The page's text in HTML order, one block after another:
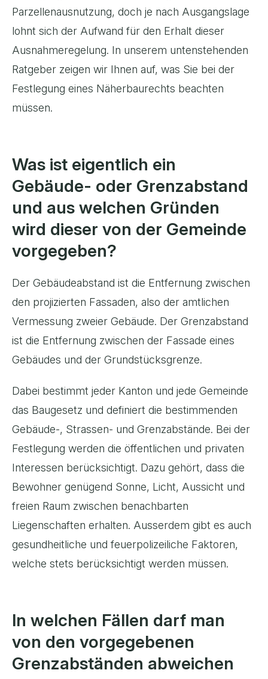
Parzellenausnutzung, doch je nach Ausgangslage
lohnt sich der Aufwand für den Erhalt dieser
Ausnahmeregelung. In unserem untenstehenden
Ratgeber zeigen wir Ihnen auf, was Sie bei der
Festlegung eines Näherbaurechts beachten
müssen.
Was ist eigentlich ein
Gebäude- oder Grenzabstand
und aus welchen Gründen
wird dieser von der Gemeinde
vorgegeben?
Der Gebäudeabstand ist die Entfernung zwischen
den projizierten Fassaden, also der amtlichen
Vermessung zweier Gebäude. Der Grenzabstand
ist die Entfernung zwischen der Fassade eines
Gebäudes und der Grundstücksgrenze.
Dabei bestimmt jeder Kanton und jede Gemeinde
das Baugesetz und definiert die bestimmenden
Gebäude-, Strassen- und Grenzabstände. Bei der
Festlegung werden die öffentlichen und privaten
Interessen berücksichtigt. Dazu gehört, dass die
Bewohner genügend Sonne, Licht, Aussicht und
freien Raum zwischen benachbarten
Liegenschaften erhalten. Ausserdem gibt es auch
gesundheitliche und feuerpolizeiliche Faktoren,
welche stets berücksichtigt werden müssen.
In welchen Fällen darf man
von den vorgegebenen
Grenzabständen abweichen